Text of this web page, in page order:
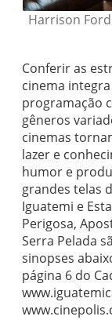
Harrison Ford
Conferir as
cinema
programação
gêneros
cinemas
lazer e
humor e
grandes telas
Iguatemi e
Perigosa,
Serra Pelada
sinopses
página 6 do